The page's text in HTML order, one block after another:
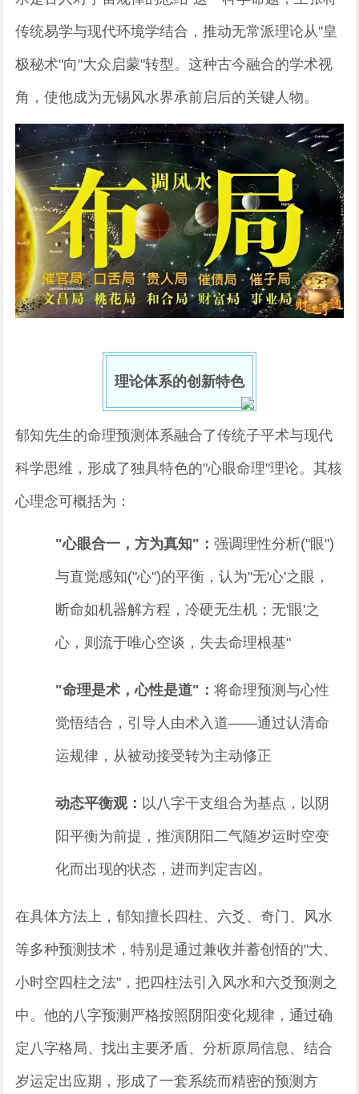
传统易学与现代环境学结合，推动无常派理论从"皇
极秘术"向"大众启蒙"转型。这种古今融合的学术视
角，使他成为无锡风水界承前启后的关键人物。
理论体系的创新特色
郁知先生的命理预测体系融合了传统子平术与现代
科学思维，形成了独具特色的"心眼命理"理论。其核
心理念可概括为：
"心眼合一，方为真知"：强调理性分析("眼")
与直觉感知("心")的平衡，认为"无'心'之眼，
断命如机器解方程，冷硬无生机；无'眼'之
心，则流于唯心空谈，失去命理根基"
"命理是术，心性是道"：将命理预测与心性
觉悟结合，引导人由术入道——通过认清命
运规律，从被动接受转为主动修正
动态平衡观： 以八字干支组合为基点，以阴
阳平衡为前提，推演阴阳二气随岁运时空变
化而出现的状态，进而判定吉凶。
在具体方法上，郁知擅长四柱、六爻、奇门、风水
等多种预测技术，特别是通过兼收并蓄创悟的"大、
小时空四柱之法"，把四柱法引入风水和六爻预测之
中。他的八字预测严格按照阴阳变化规律，通过确
定八字格局、找出主要矛盾、分析原局信息、结合
岁运定出应期，形成了一套系统而精密的预测方